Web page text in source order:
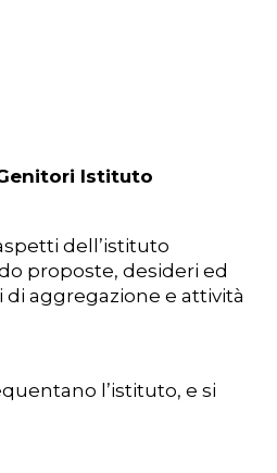
Istituto
dell’istituto
proposte, desideri ed
aggregazione e attività
l’istituto, e si